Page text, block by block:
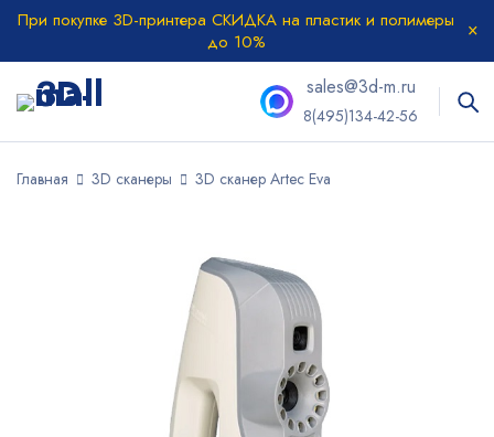
При покупке 3D-принтера СКИДКА на пластик и полимеры
до 10%
sales@3d-m.ru
8(495)134-42-56
Главная 3D сканеры 3D сканер Artec Eva